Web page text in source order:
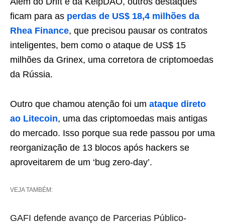
ficam para as perdas de US$ 18,4 milhões da
Rhea Finance, que precisou pausar os contratos
inteligentes, bem como o ataque de US$ 15
milhões da Grinex, uma corretora de criptomoedas
da Rússia.
Outro que chamou atenção foi um ataque direto
ao Litecoin, uma das criptomoedas mais antigas
do mercado. Isso porque sua rede passou por uma
reorganização de 13 blocos após hackers se
aproveitarem de um ‘bug zero-day’.
VEJA TAMBÉM:
GAFI defende avanço de Parcerias Público-